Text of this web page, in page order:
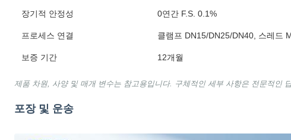
장기적 안정성 0연간 F.S. 0.1%
프로세스 연결 클램프 DN15/DN25/DN40, 스레드
보증 기간 12개월
제품 차원, 사양 및 매개 변수는 참고용입니다. 구체적인 세부 사항은 전문적인
포장 및 운송